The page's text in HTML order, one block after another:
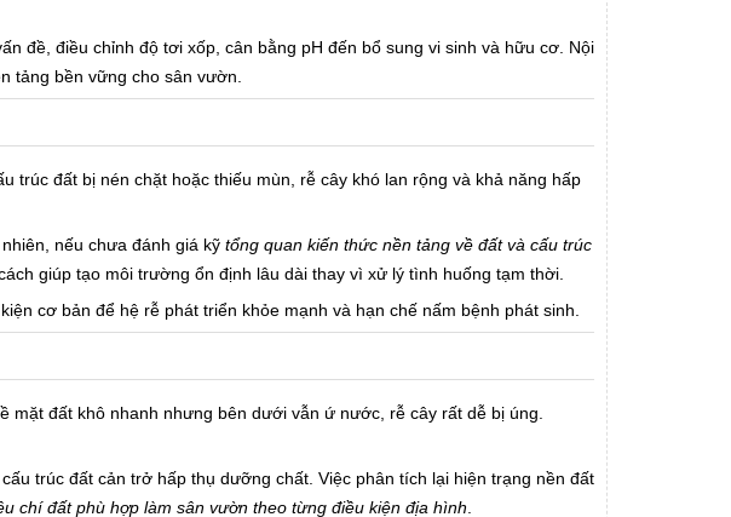
đề, điều chỉnh độ tơi xốp, cân bằng pH đến bổ sung vi sinh và hữu cơ. Nội
tảng bền vững cho sân vườn.
đất bị nén chặt hoặc thiếu mùn, rễ cây khó lan rộng và khả năng hấp
nếu chưa đánh giá kỹ tổng quan kiến thức nền tảng về đất và cấu trúc
giúp tạo môi trường ổn định lâu dài thay vì xử lý tình huống tạm thời.
cơ bản để hệ rễ phát triển khỏe mạnh và hạn chế nấm bệnh phát sinh.
đất khô nhanh nhưng bên dưới vẫn ứ nước, rễ cây rất dễ bị úng.
trúc đất cản trở hấp thụ dưỡng chất. Việc phân tích lại hiện trạng nền đất
chí đất phù hợp làm sân vườn theo từng điều kiện địa hình